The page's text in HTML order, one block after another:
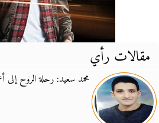
مقالات رأي
محمد سعيد: رحلة الروح إلى